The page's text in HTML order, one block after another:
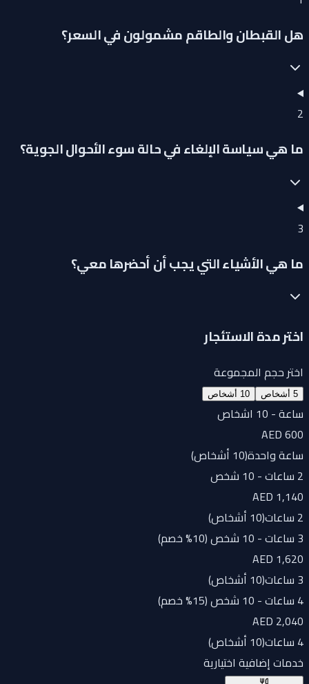
هل القبطان والطاقم مشمولون في السعر؟
ما هي سياسة الإلغاء في حالة سوء الأحوال الجوية؟
ما هي الأشياء التي يجب أن أحضرها معي؟
اختر مدة الاستئجار
اختر حجم المجموعة
10 أشخاص
ساعة - 10 اشخاص
AED 600
ساعة واحدة(10 أشخاص
AED 1,140
(10 أشخاص
AED 1,620
(10 أشخاص
4 ساعات - 10 شخص (15% خصم)
AED 2,040
4 ساعات
(10 أشخاص
خدمات إضافية اختيارية